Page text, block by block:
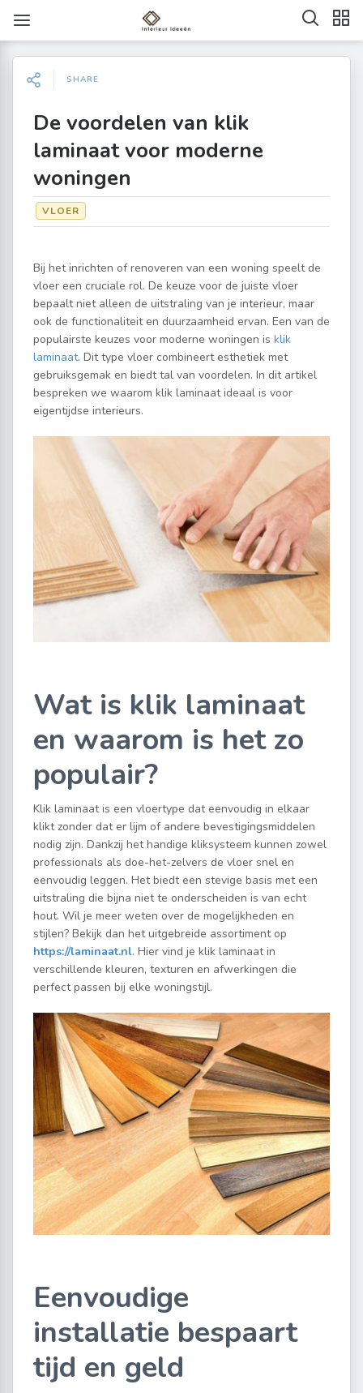
SHARE
De voordelen van klik
laminaat voor moderne
woningen
VLOER
Bij het inrichten of renoveren van een woning speelt de
vloer een cruciale rol. De keuze voor de juiste vloer
bepaalt niet alleen de uitstraling van je interieur, maar
ook de functionaliteit en duurzaamheid ervan. Een van de
populairste keuzes voor moderne woningen is klik
laminaat. Dit type vloer combineert esthetiek met
gebruiksgemak en biedt tal van voordelen. In dit artikel
bespreken we waarom klik laminaat ideaal is voor
eigentijdse interieurs.
Wat is klik laminaat
en waarom is het zo
populair?
Klik laminaat is een vloertype dat eenvoudig in elkaar
klikt zonder dat er lijm of andere bevestigingsmiddelen
nodig zijn. Dankzij het handige kliksysteem kunnen zowel
professionals als doe-het-zelvers de vloer snel en
eenvoudig leggen. Het biedt een stevige basis met een
uitstraling die bijna niet te onderscheiden is van echt
hout. Wil je meer weten over de mogelijkheden en
stijlen? Bekijk dan het uitgebreide assortiment op
https://laminaat.nl. Hier vind je klik laminaat in
verschillende kleuren, texturen en afwerkingen die
perfect passen bij elke woningstijl.
Eenvoudige
installatie bespaart
tijd en geld